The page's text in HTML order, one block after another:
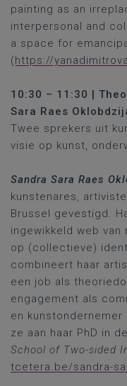
painting as an
interpersonal and
a space for
(https://
10:30 – 11:30 |
Sara Raes
Twee sprekers uit
visie op kunst,
Sandra Sara Raes
kunstenares,
Brussel gevestigd.
ingewikkeld web
op (collectieve)
combineert haar
een job als
engagement als
en kunstondernemer
ze aan haar PhD in
School of Two-sided
tcetera.be/sandra-